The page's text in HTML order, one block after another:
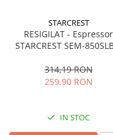
STARCREST
RESIGILAT - Espressor
STARCREST SEM-
detasabil 1.5L, dispozitiv
spumare, filtru dublu
314,19 RON
259,90 RON
IN STOC